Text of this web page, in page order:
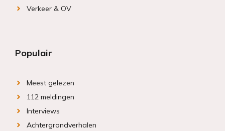
Verkeer & OV
Populair
Meest gelezen
112 meldingen
Interviews
Achtergrondverhalen